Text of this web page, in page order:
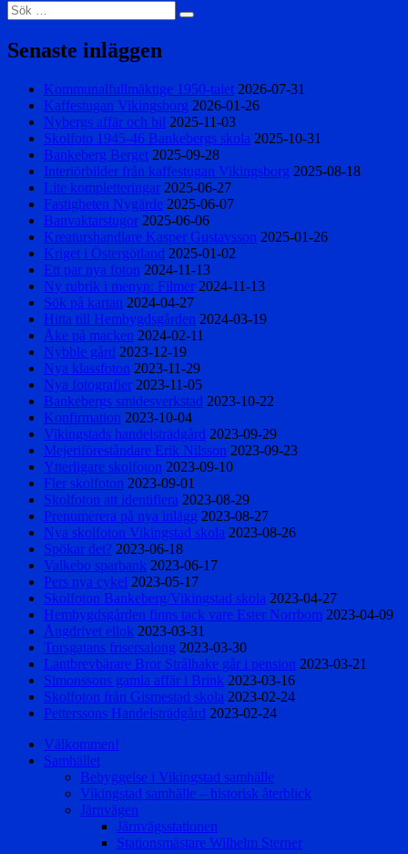
Sök
efter:
Sök
Senaste inläggen
Kommunalfullmäktige 1950-talet 2026-07-31
Kaffestugan Vikingsborg 2026-01-26
Nybergs affär och bil 2025-11-03
Skolfoto 1945-46 Bankebergs skola 2025-10-31
Bankeberg Berget 2025-09-28
Interiörbilder från kaffestugan Vikingsborg 2025-08-18
Lite kompletteringar 2025-06-27
Fastigheten Nygärde 2025-06-07
Banvaktarstugor 2025-06-06
Kreaturshandlare Kasper Gustavsson 2025-01-26
Kriget i Östergötland 2025-01-02
Ett par nya foton 2024-11-13
Ny rubrik i menyn: Filmer 2024-11-13
Sök på kartan 2024-04-27
Hitta till Hembygdsgården 2024-03-19
Åke på macken 2024-02-11
Nybble gård 2023-12-19
Nya klassfoton 2023-11-29
Nya fotografier 2023-11-05
Bankebergs smidesverkstad 2023-10-22
Konfirmation 2023-10-04
Vikingstads handelsträdgård 2023-09-29
Mejeriföreståndare Erik Nilsson 2023-09-23
Ytterligare skolfoton 2023-09-10
Fler skolfoton 2023-09-01
Skolfoton att identifiera 2023-08-29
Prenumerera på nya inlägg 2023-08-27
Nya skolfoton Vikingstad skola 2023-08-26
Spökar det? 2023-06-18
Valkebo sparbank 2023-06-17
Pers nya cykel 2023-05-17
Skolfoton Bankeberg/Vikingstad skola 2023-04-27
Hembygdsgården finns tack vare Ester Norrbom 2023-04-09
Ångdrivet ellok 2023-03-31
Torsgatans frisersalong 2023-03-30
Lantbrevbärare Bror Strålhake går i pension 2023-03-21
Simonssons gamla affär i Brink 2023-03-16
Skolfoton från Gismestad skola 2023-02-24
Petterssons Handelsträdgård 2023-02-24
Välkommen!
Samhället
Bebyggelse i Vikingstad samhälle
Vikingstad samhälle – historisk återblick
Järnvägen
Järnvägsstationen
Stationsmästare Wilhelm Sterner